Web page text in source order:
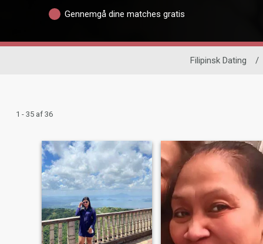
Gennemgå dine matches gratis
Filipinsk Dating /
1 - 35 af 36